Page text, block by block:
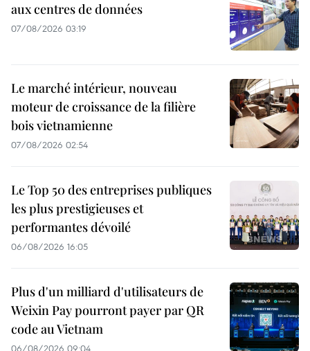
aux centres de données
07/08/2026 03:19
Le marché intérieur, nouveau
moteur de croissance de la filière
bois vietnamienne
07/08/2026 02:54
Le Top 50 des entreprises publiques
les plus prestigieuses et
performantes dévoilé
06/08/2026 16:05
Plus d'un milliard d'utilisateurs de
Weixin Pay pourront payer par QR
code au Vietnam